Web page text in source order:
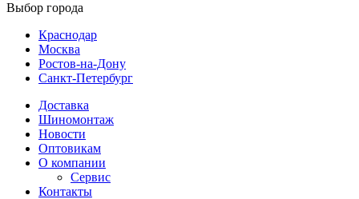
Выбор города
Краснодар
Москва
Ростов-на-Дону
Санкт-Петербург
Доставка
Шиномонтаж
Новости
Оптовикам
О компании
Сервис
Контакты